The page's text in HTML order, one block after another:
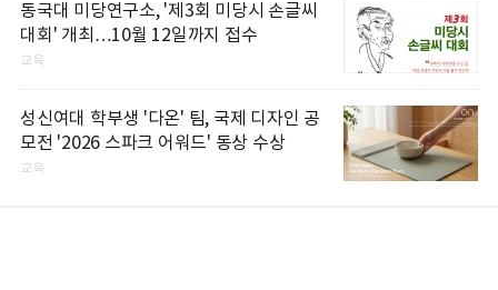
동국대 미당연구소, '제3회 미당시 손글씨
대회' 개최…10월 12일까지 접수
교육
성신여대 학부생 '다온' 팀, 국제 디자인 공
모전 '2026 스파크 어워드' 동상 수상
교육